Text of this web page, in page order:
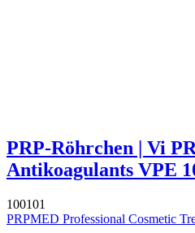
PRP-Röhrchen | Vi
Antikoagulants VPE
100101
PRPMED Professional Cosmetic